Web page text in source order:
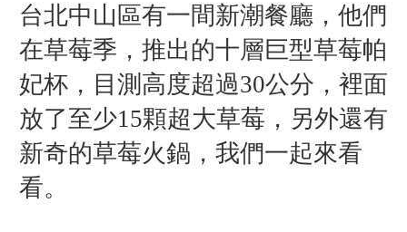
台北中山區有一間新潮餐廳，他們
在草莓季，推出的十層巨型草莓帕
妃杯，目測高度超過30公分，裡面
放了至少15顆超大草莓，另外還有
新奇的草莓火鍋，我們一起來看
看。